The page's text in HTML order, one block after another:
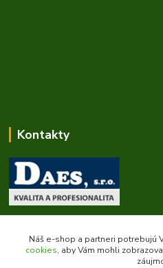
Kontakty
Zákaznícka podpora daes.sk
+421 903 707 668
(Po-Pia, 8-16 hod.)
Náš e-shop a partneri potrebujú
cookies, aby Vám mohli